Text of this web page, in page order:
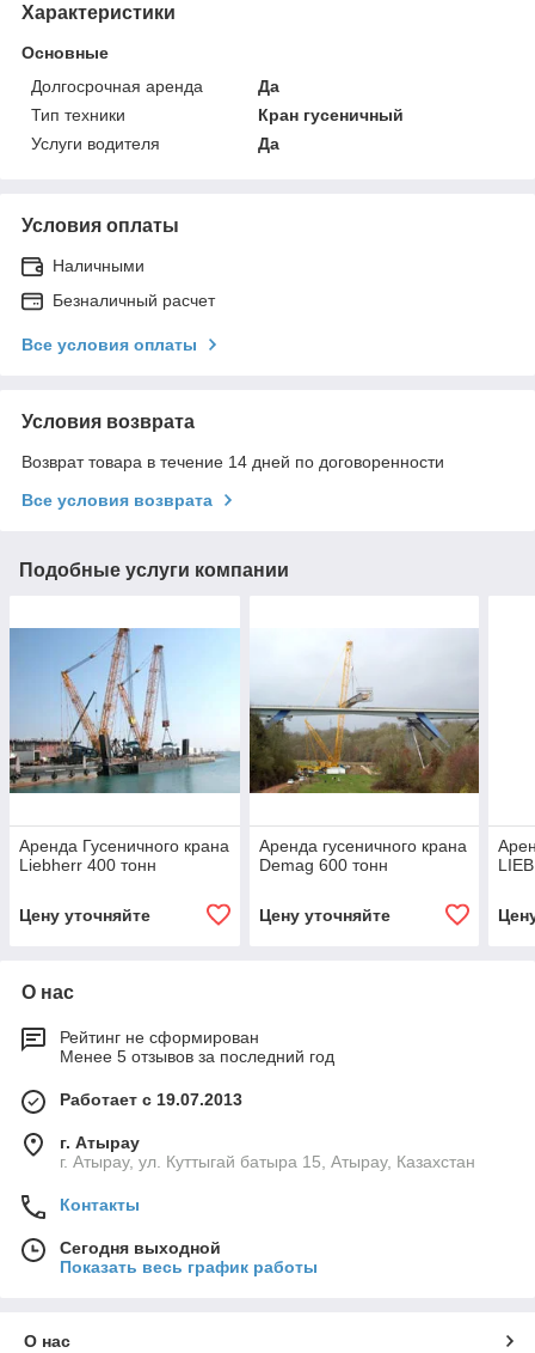
Характеристики
Основные
Долгосрочная аренда
Да
Тип техники
Кран гусеничный
Услуги водителя
Да
Условия оплаты
Наличными
Безналичный расчет
Все условия оплаты
Условия возврата
Возврат товара в течение 14 дней по договоренности
Все условия возврата
Подобные услуги компании
Аренда Гусеничного крана
Liebherr 400 тонн
Цену уточняйте
Аренда гусеничного крана
Demag 600 тонн
Цену уточняйте
О нас
Рейтинг не сформирован
Менее 5 отзывов за последний год
Работает с 19.07.2013
г. Атырау
г. Атырау, ул. Куттыгай батыра 15, Атырау, Казахстан
Контакты
Сегодня выходной
Показать весь график работы
О нас